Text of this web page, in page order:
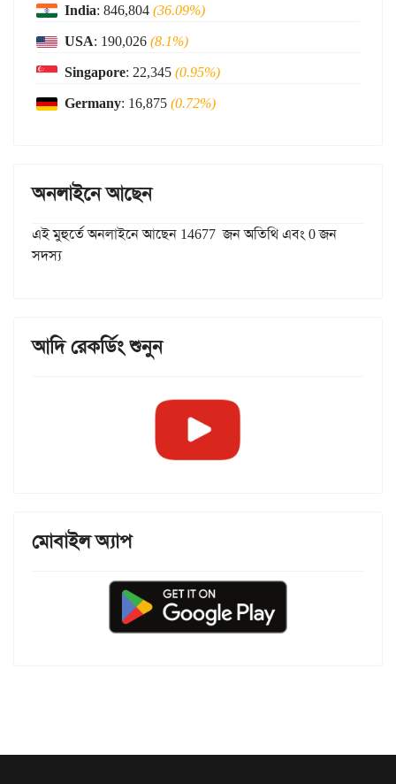
India: 846,804(36.09%)
USA: 190,026(8.1%)
Singapore: 22,345(0.95%)
Germany: 16,875(0.72%)
অনলাইনে আছেন
এই মুহুর্তে অনলাইনে আছেন 14677 জন অতিথি এবং 0 জন
সদস্য
আদি রেকর্ডিং শুনুন
মোবাইল অ্যাপ